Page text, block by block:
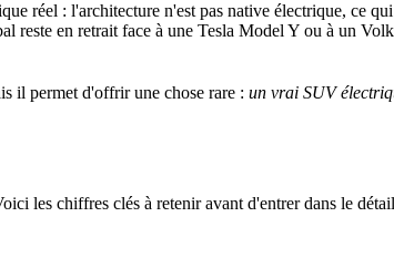
réel : l'architecture n'est pas native électrique, ce
reste en retrait face à une Tesla Model Y ou à un
il permet d'offrir une chose rare : un vrai SUV
les chiffres clés à retenir avant d'entrer dans le